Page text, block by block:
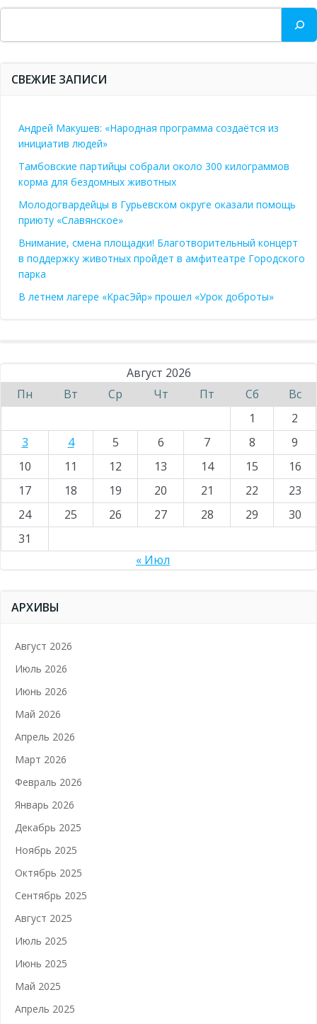
Поиск
СВЕЖИЕ ЗАПИСИ
Андрей Макушев: «Народная программа создаётся из
инициатив людей»
Тамбовские партийцы собрали около 300 килограммов
корма для бездомных животных
Молодогвардейцы в Гурьевском округе оказали помощь
приюту «Славянское»
Внимание, смена площадки! Благотворительный концерт
в поддержку животных пройдет в амфитеатре Городского
парка
В летнем лагере «КрасЭйр» прошел «Урок доброты»
Август 2026
Пн
Вт Ср Чт Пт Сб
Вс
1
2
3
4 5 6 7 8
9
10
11 12 13 14 15
16
17
18 19 20 21 22
23
24
25 26 27 28 29
30
31
« Июл
АРХИВЫ
Август 2026
Июль 2026
Июнь 2026
Май 2026
Апрель 2026
Март 2026
Февраль 2026
Январь 2026
Декабрь 2025
Ноябрь 2025
Октябрь 2025
Сентябрь 2025
Август 2025
Июль 2025
Июнь 2025
Май 2025
Апрель 2025